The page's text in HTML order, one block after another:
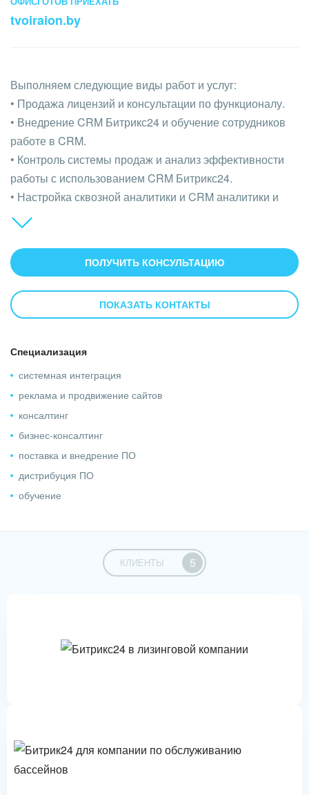
tvoiraion.by
Выполняем следующие виды работ и услуг:
• Продажа лицензий и консультации по функционалу.
• Внедрение CRM Битрикс24 и обучение сотрудников
работе в CRM.
• Контроль системы продаж и анализ эффективности
работы с использованием CRM Битрикс24.
• Настройка сквозной аналитики и CRM аналитики и
создание отчетов по продажам и эффективности
• Контроль сотрудников и анализ их действий,
внедрение системы планирования и постановки задач
с использованием CRM Битрикс24.
• Автоматизация документооборота с использованием
• Настройка бизнес-процессов и автоматизация работы
• Автоматизация HR отделов для поиска сотрудников.
• Подключение телефонии к CRM Битрикс24,
консультации по выбору.
• Интеграция CRM Битрикс24 с мессенжерами и
социальными сетями.
ПОЛУЧИТЬ КОНСУЛЬТАЦИЮ
ПОКАЗАТЬ КОНТАКТЫ
Специализация
системная интеграция
реклама и продвижение сайтов
консалтинг
бизнес-консалтинг
поставка и внедрение ПО
дистрибуция ПО
обучение
КЛИЕНТЫ 5